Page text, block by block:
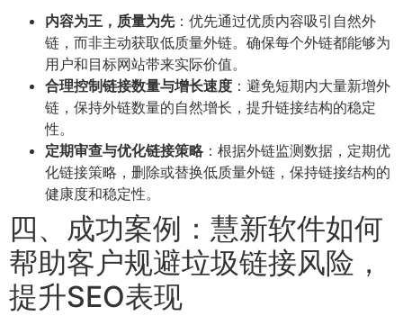
内容为王，质量为先：优先通过优质内容吸引自然外
链，而非主动获取低质量外链。确保每个外链都能够为
用户和目标网站带来实际价值。
合理控制链接数量与增长速度 ：避免短期内大量新增外
链，保持外链数量的自然增长，提升链接结构的稳定
性。
定期审查与优化链接策略：根据外链监测数据，定期优
化链接策略，删除或替换低质量外链，保持链接结构的
健康度和稳定性。
四、成功案例：慧新软件如何
帮助客户规避垃圾链接风险，
提升SEO表现